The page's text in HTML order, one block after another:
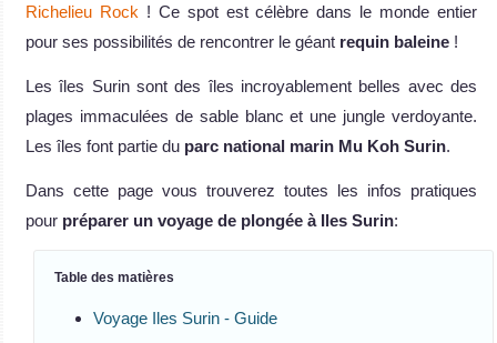
Richelieu Rock ! Ce spot est célèbre dans le monde entier
pour ses possibilités de rencontrer le géant requin baleine !
Les îles Surin sont des îles incroyablement belles avec des
plages immaculées de sable blanc et une jungle verdoyante.
Les îles font partie du parc national marin Mu Koh Surin.
Dans cette page vous trouverez toutes les infos pratiques
pour préparer un voyage de plongée à Iles Surin:
Table des matières
Voyage Iles Surin - Guide